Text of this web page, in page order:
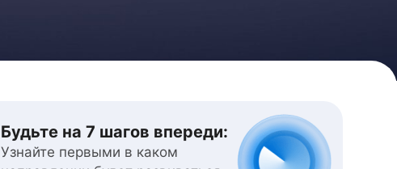
Будьте на 7 шагов впереди:
Узнайте первыми в каком